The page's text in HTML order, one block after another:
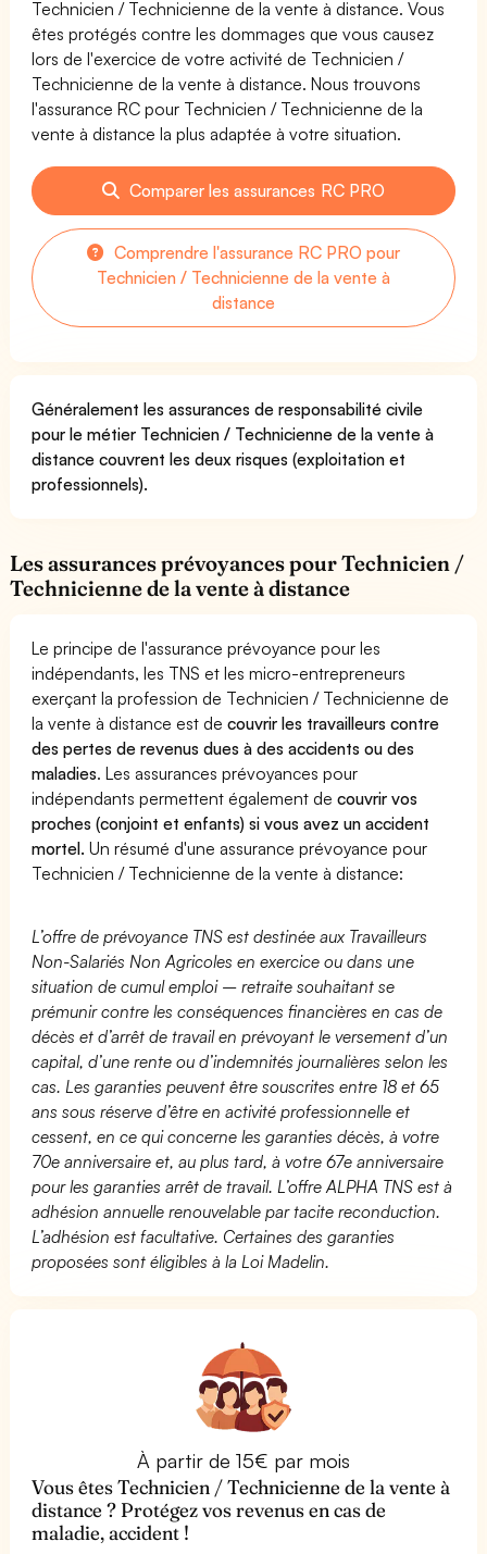
Technicien / Technicienne de la vente à distance. Vous
êtes protégés contre les dommages que vous causez
lors de l'exercice de votre activité de Technicien /
Technicienne de la vente à distance. Nous trouvons
l'assurance RC pour Technicien / Technicienne de la
vente à distance la plus adaptée à votre situation.
Comparer les assurances RC PRO
Comprendre l'assurance RC PRO pour
Technicien / Technicienne de la vente à
distance
Généralement les assurances de responsabilité civile
pour le métier Technicien / Technicienne de la vente à
distance couvrent les deux risques (exploitation et
professionnels).
Les assurances prévoyances pour Technicien /
Technicienne de la vente à distance
Le principe de l'assurance prévoyance pour les
indépendants, les TNS et les micro-entrepreneurs
exerçant la profession de Technicien / Technicienne de
la vente à distance est decouvrir les travailleurs contre
des pertes de revenus dues à des accidents ou des
maladies. Les assurances prévoyances pour
indépendants permettent également decouvrir vos
proches (conjoint et enfants) si vous avez un accident
mortel. Un résumé d'une assurance prévoyance pour
Technicien / Technicienne de la vente à distance:
L’offre de prévoyance TNS est destinée aux Travailleurs
Non-Salariés Non Agricoles en exercice ou dans une
situation de cumul emploi – retraite souhaitant se
prémunir contre les conséquences financières en cas de
décès et d’arrêt de travail en prévoyant le versement d’un
capital, d’une rente ou d’indemnités journalières selon les
cas. Les garanties peuvent être souscrites entre 18 et 65
ans sous réserve d’être en activité professionnelle et
cessent, en ce qui concerne les garanties décès, à votre
70e anniversaire et, au plus tard, à votre 67e anniversaire
pour les garanties arrêt de travail. L’offre ALPHA TNS est à
adhésion annuelle renouvelable par tacite reconduction.
L’adhésion est facultative. Certaines des garanties
proposées sont éligibles à la Loi Madelin.
À partir de 15€ par mois
Vous êtes Technicien / Technicienne de la vente à
distance ? Protégez vos revenus en cas de
maladie, accident !